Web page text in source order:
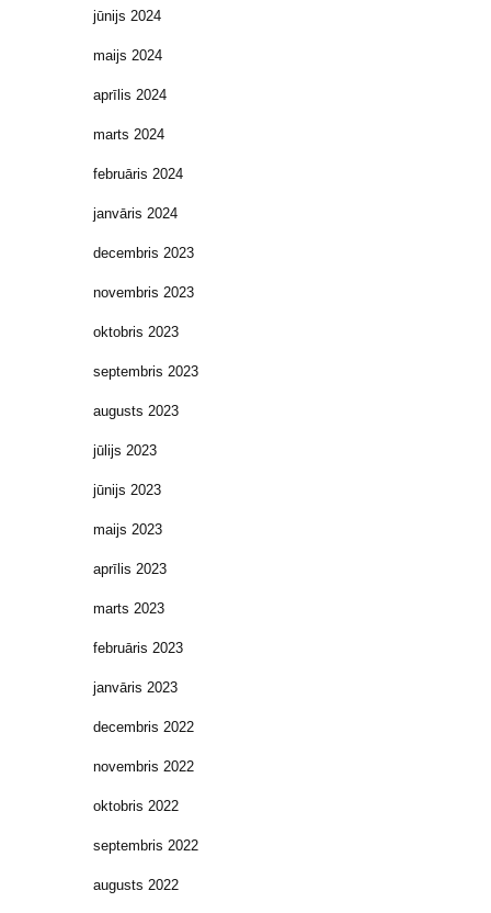
jūnijs 2024
maijs 2024
aprīlis 2024
marts 2024
februāris 2024
janvāris 2024
decembris 2023
novembris 2023
oktobris 2023
septembris 2023
augusts 2023
jūlijs 2023
jūnijs 2023
maijs 2023
aprīlis 2023
marts 2023
februāris 2023
janvāris 2023
decembris 2022
novembris 2022
oktobris 2022
septembris 2022
augusts 2022